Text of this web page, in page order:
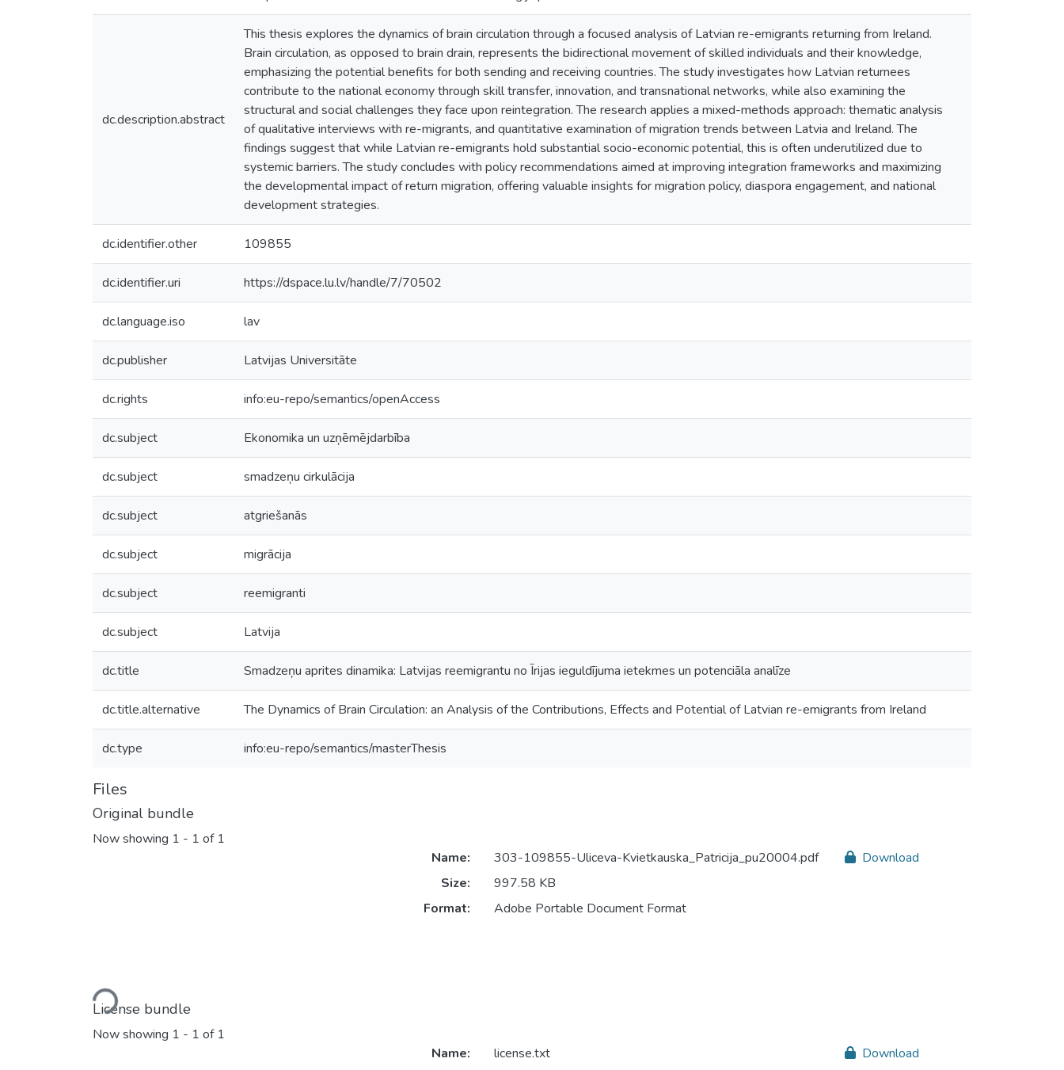
dc.description.abstract
This thesis explores the dynamics of brain circulation through a focused analysis of Latvian re-emigrants returning from Ireland.
Brain circulation, as opposed to brain drain, represents the bidirectional movement of skilled individuals and their knowledge,
emphasizing the potential benefits for both sending and receiving countries. The study investigates how Latvian returnees
contribute to the national economy through skill transfer, innovation, and transnational networks, while also examining the
structural and social challenges they face upon reintegration. The research applies a mixed-methods approach: thematic analysis
of qualitative interviews with re-migrants, and quantitative examination of migration trends between Latvia and Ireland. The
findings suggest that while Latvian re-emigrants hold substantial socio-economic potential, this is often underutilized due to
systemic barriers. The study concludes with policy recommendations aimed at improving integration frameworks and maximizing
the developmental impact of return migration, offering valuable insights for migration policy, diaspora engagement, and national
development strategies.
dc.identifier.other 109855
dc.identifier.uri https://dspace.lu.lv/handle/7/70502
dc.language.iso lav
dc.publisher Latvijas Universitāte
dc.rights info:eu-repo/semantics/openAccess
dc.subject Ekonomika un uzņēmējdarbība
dc.subject smadzeņu cirkulācija
dc.subject atgriešanās
dc.subject migrācija
dc.subject reemigranti
dc.subject Latvija
dc.title Smadzeņu aprites dinamika: Latvijas reemigrantu no Īrijas ieguldījuma ietekmes un potenciāla analīze
dc.title.alternative The Dynamics of Brain Circulation: an Analysis of the Contributions, Effects and Potential of Latvian re-emigrants from Ireland
dc.type info:eu-repo/semantics/masterThesis
Files
Original bundle
Now showing 1 - 1 of 1
Loading...
Name:
303-109855-Uliceva-Kvietkauska_Patricija_pu20004.pdf
Size:
997.58 KB
Format:
Adobe Portable Document Format
Download
License bundle
Now showing 1 - 1 of 1
Name:
license.txt Download